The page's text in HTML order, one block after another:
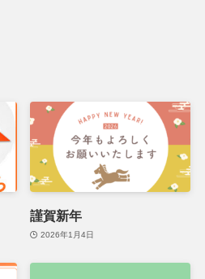
謹賀新年
2026年1月4日